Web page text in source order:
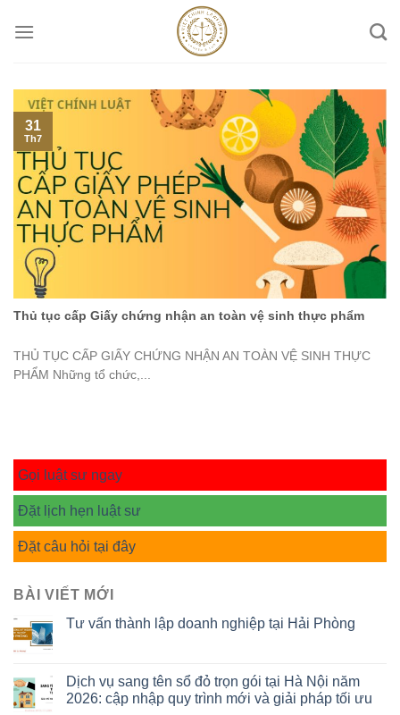
Thủ tục cấp Giấy chứng nhận an toàn vệ sinh thực phẩm
THỦ TỤC CẤP GIẤY CHỨNG NHẬN AN TOÀN VỆ SINH THỰC
PHẨM Những tổ chức,...
31
Th7
Gọi luật sư ngay
Đặt lịch hẹn luật sư
Đặt câu hỏi tại đây
BÀI VIẾT MỚI
Tư vấn thành lập doanh nghiệp tại Hải Phòng
Dịch vụ sang tên sổ đỏ trọn gói tại Hà Nội năm
2026: cập nhập quy trình mới và giải pháp tối ưu